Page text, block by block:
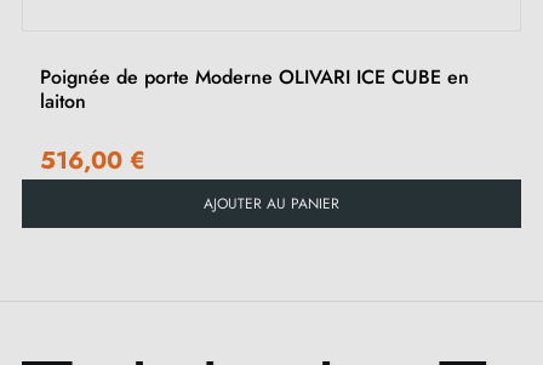
Poignée de porte Moderne OLIVARI ICE CUBE en
laiton
516,00 €
AJOUTER AU PANIER